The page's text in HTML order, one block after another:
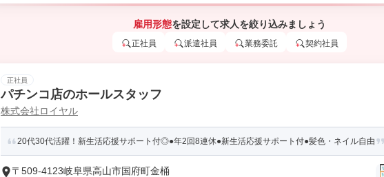
雇用形態を設定して求人を絞り込みましょう
正社員 派遣社員 業務委託 契約社員
正社員
パチンコ店のホールスタッフ
株式会社ロイヤル
20代30代活躍！新生活応援サポート付◎●年2回8連休●新生活応援サポート付●髪色・ネイル自由
〒509-4123岐阜県高山市国府町金桶